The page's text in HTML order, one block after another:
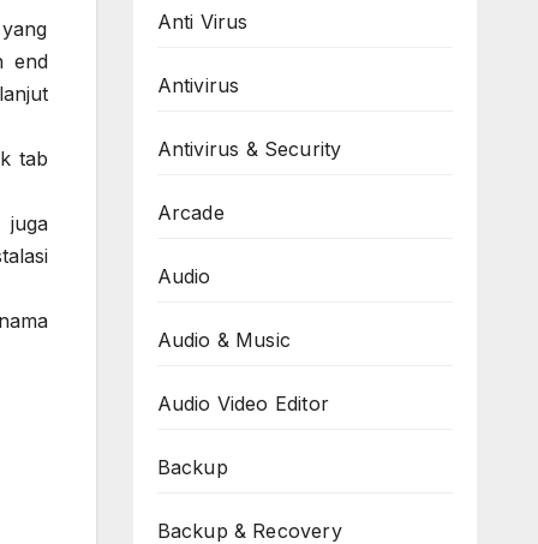
end
tab
Anti Virus
Antivirus
Antivirus & Security
Arcade
Audio
Audio & Music
Audio Video Editor
Backup
Backup & Recovery